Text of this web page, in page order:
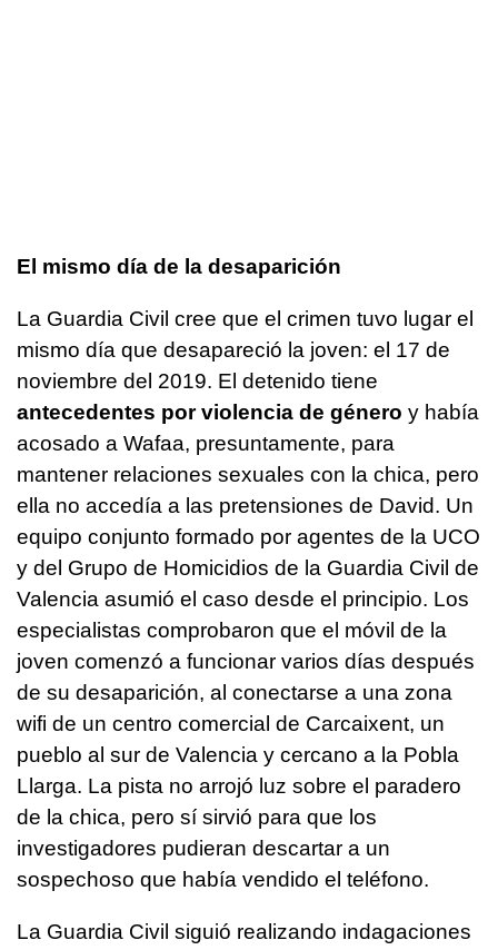
El mismo día de la desaparición
La Guardia Civil cree que el crimen tuvo lugar el
mismo día que desapareció la joven: el 17 de
noviembre del 2019. El detenido tiene
antecedentes por violencia de género y había
acosado a Wafaa, presuntamente, para
mantener relaciones sexuales con la chica, pero
ella no accedía a las pretensiones de David. Un
equipo conjunto formado por agentes de la UCO
y del Grupo de Homicidios de la Guardia Civil de
Valencia asumió el caso desde el principio. Los
especialistas comprobaron que el móvil de la
joven comenzó a funcionar varios días después
de su desaparición, al conectarse a una zona
wifi de un centro comercial de Carcaixent, un
pueblo al sur de Valencia y cercano a la Pobla
Llarga. La pista no arrojó luz sobre el paradero
de la chica, pero sí sirvió para que los
investigadores pudieran descartar a un
sospechoso que había vendido el teléfono.
La Guardia Civil siguió realizando indagaciones